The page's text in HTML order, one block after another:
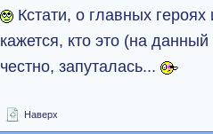
Кстати, о главных
кажется, кто это (на
честно, запуталась...
Наверх